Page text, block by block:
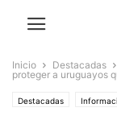
Inicio Destacadas
proteger a uruguayos
Destacadas